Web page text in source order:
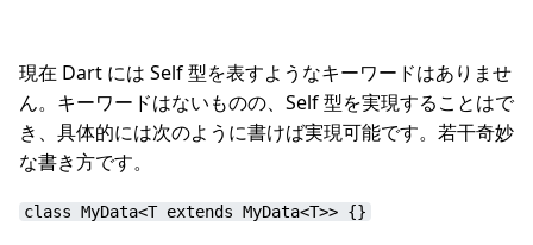
現在 Dart には Self 型を表すようなキーワードはありませ
ん。キーワードはないものの、Self 型を実現することはで
き、具体的には次のように書けば実現可能です。若干奇妙
な書き方です。
class MyData<T extends MyData<T>> {}